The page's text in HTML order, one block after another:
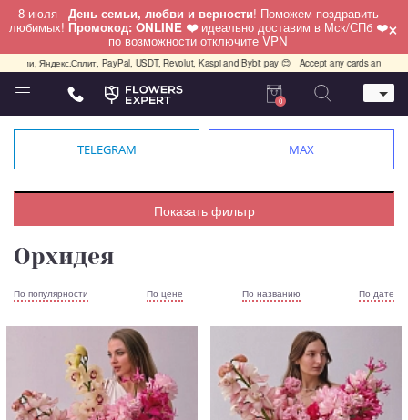
8 июля - День семьи, любви и верности! Поможем поздравить
любимых! Промокод: ONLINE ❤️ идеально доставим в Мск/СПб ❤️
по возможности отключите VPN ×
PayPal, USDT, Revolut, Kaspi and Bybit pay 😊 Accept any cards any country, PayPal,
Телефон
+7 (812) 425 36 05
Санкт-Петербург,
Лизы Чайкиной 25
работаем круглосуточно
0
TELEGRAM MAX
Показать фильтр
Орхидея
По популярности По цене По названию По дате